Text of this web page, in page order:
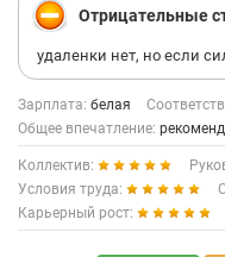
Отрицательные
удаленки нет, но если
Зарплата: белая
Общее впечатление:
Коллектив:
Условия труда:
Карьерный рост: